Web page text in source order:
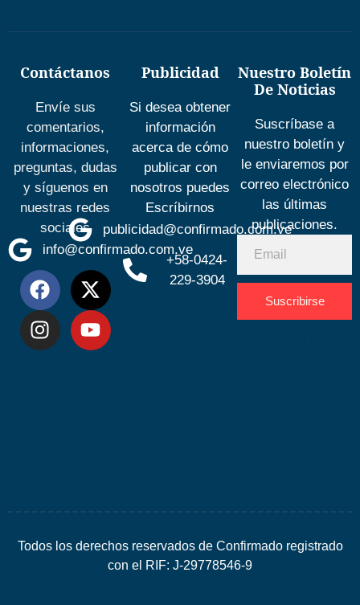
Contáctanos
Envíe sus
comentarios,
informaciones,
preguntas, dudas
y síguenos en
nuestras redes
sociales
info@confirmado.com.ve
Publicidad
Si desea obtener
información
acerca de cómo
publicar con
nosotros puedes
Escríbirnos
publicidad@confirmado.com.ve
+58-0424-
229-3904
Nuestro Boletín
De Noticias
Suscríbase a
nuestro boletín y
le enviaremos por
correo electrónico
las últimas
publicaciones.
Suscribirse
Todos los derechos reservados de Confirmado registrado
con el RIF: J-29778546-9